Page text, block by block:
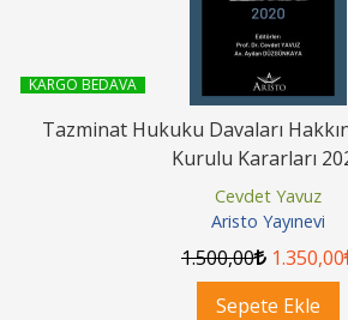
KARGO BEDAVA
Tazminat Hukuku Davaları
Kurulu Kararları
Cevdet Yavuz
Aristo Yayınevi
1.500,00 1.350,00
Sepete Ekle